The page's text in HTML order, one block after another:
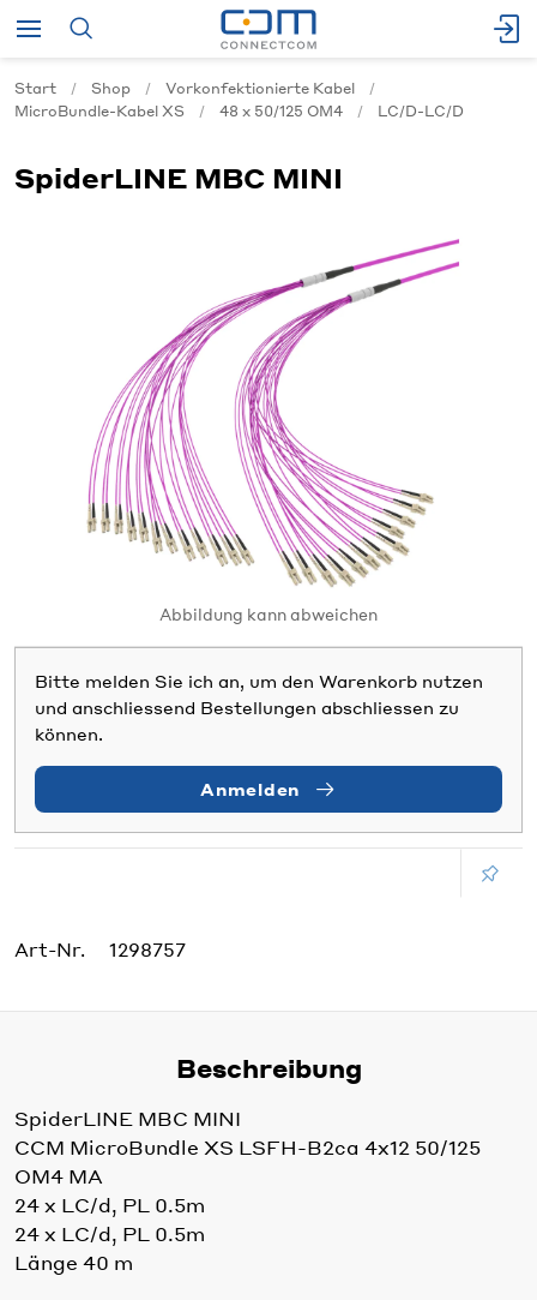
Start Shop
Vorkonfektionierte Kabel
MicroBundle-Kabel XS
48 x 50/125 OM4 LC/D-LC/D
SpiderLINE MBC MINI
Abbildung kann abweichen
Bitte melden Sie ich an, um den Warenkorb nutzen
und anschliessend Bestellungen abschliessen zu
können.
Anmelden
Art-Nr. 1298757
Beschreibung
SpiderLINE MBC MINI
CCM MicroBundle XS LSFH-B2ca 4x12 50/125
OM4 MA
24 x LC/d, PL 0.5m
24 x LC/d, PL 0.5m
Länge 40 m